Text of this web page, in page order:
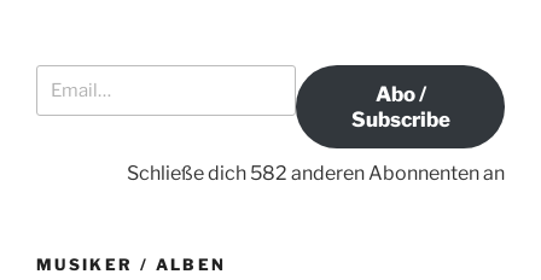
g
o
t
iEmail…
Abo /
Subscribe
Schließe dich 582 anderen Abonnenten an
MUSIKER / ALBEN